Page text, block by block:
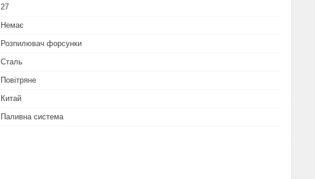
27
Немає
Розпилювач форсунки
Сталь
Повітряне
Китай
Паливна система